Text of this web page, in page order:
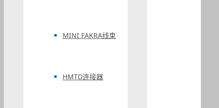
MINI FAKRA线束
HMTD连接器